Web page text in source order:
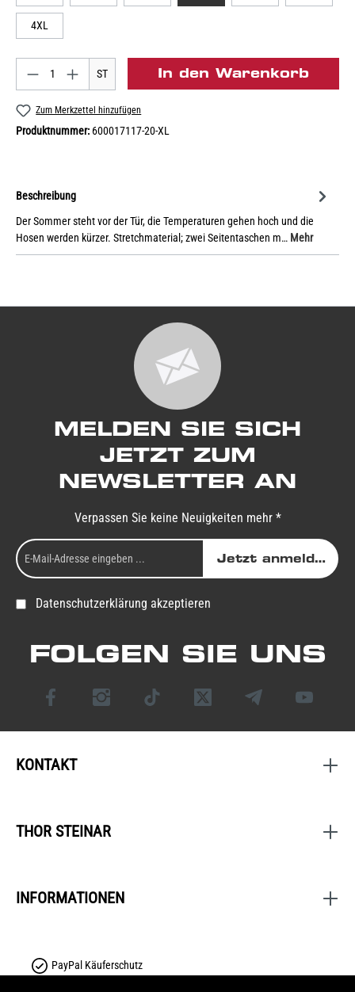
4XL
ST In den Warenkorb
Zum Merkzettel hinzufügen
Produktnummer: 600017117-20-XL
Beschreibung
Der Sommer steht vor der Tür, die Temperaturen gehen hoch und die
Hosen werden kürzer. Stretchmaterial; zwei Seitentaschen m… Mehr
MELDEN SIE SICH
JETZT ZUM
NEWSLETTER AN
Verpassen Sie keine Neuigkeiten mehr *
Jetzt anmelden
Datenschutzerklärung akzeptieren
FOLGEN SIE UNS
KONTAKT
THOR STEINAR
INFORMATIONEN
PayPal Käuferschutz